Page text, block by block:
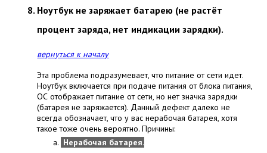
Ноутбук не заряжает батарею (не растёт
процент заряда, нет индикации зарядки).
вернуться к началу
Эта проблема подразумевает, что питание от сети идет.
Ноутбук включается при подаче питания от блока питания,
ОС отображает питание от сети, но нет значка зарядки
(батарея не заряжается). Данный дефект далеко не
всегда обозначает, что у вас нерабочая батарея, хотя
такое тоже очень вероятно. Причины:
Нерабочая батарея.